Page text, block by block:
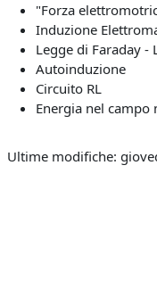
"Forza
Induzione
Legge di Faraday -
Autoinduzione
Circuito RL
Energia nel campo
Ultime modifiche: